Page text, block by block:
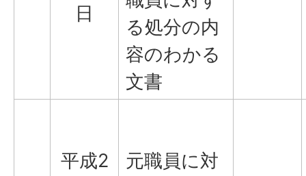
日
る処分の内
容のわかる
文書
平成2
元職員に対